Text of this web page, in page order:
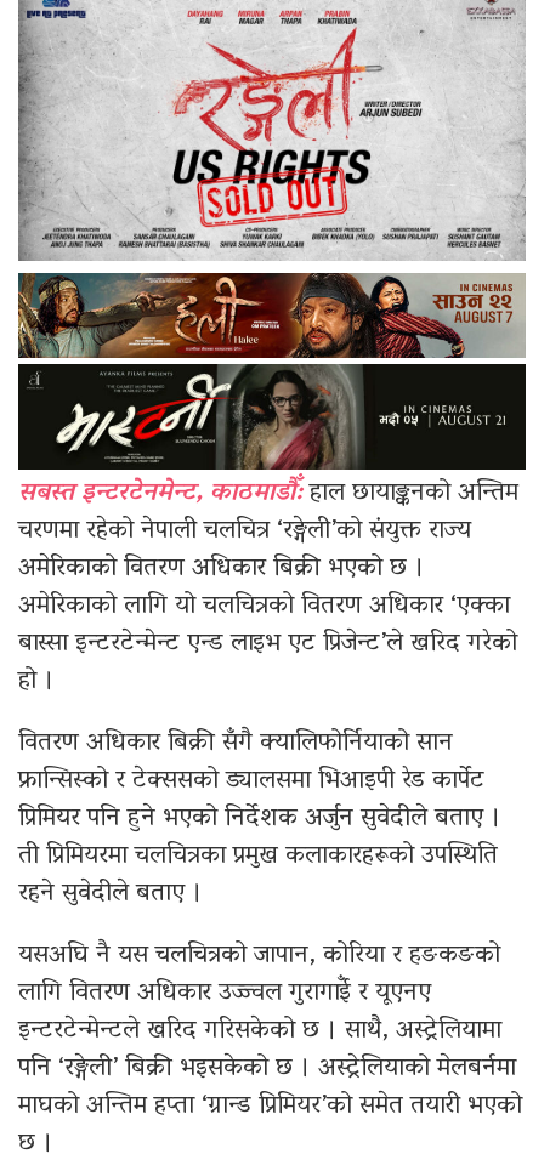
सबस्त इन्टरटेनमेन्ट, काठमाडौँ:हाल छायाङ्कनको अन्तिम
चरणमा रहेको नेपाली चलचित्र ‘रङ्गेली’को संयुक्त राज्य
अमेरिकाको वितरण अधिकार बिक्री भएको छ ।
अमेरिकाको लागि यो चलचित्रको वितरण अधिकार ‘एक्का
बास्सा इन्टरटेन्मेन्ट एन्ड लाइभ एट प्रिजेन्ट’ले खरिद गरेको
हो ।
वितरण अधिकार बिक्री सँगै क्यालिफोर्नियाको सान
फ्रान्सिस्को र टेक्ससको ड्यालसमा भिआइपी रेड कार्पेट
प्रिमियर पनि हुने भएको निर्देशक अर्जुन सुवेदीले बताए ।
ती प्रिमियरमा चलचित्रका प्रमुख कलाकारहरूको उपस्थिति
रहने सुवेदीले बताए ।
यसअघि नै यस चलचित्रको जापान, कोरिया र हङकङको
लागि वितरण अधिकार उज्ज्वल गुरागाईँ र यूएनए
इन्टरटेन्मेन्टले खरिद गरिसकेको छ । साथै, अस्ट्रेलियामा
पनि ‘रङ्गेली’ बिक्री भइसकेको छ । अस्ट्रेलियाको मेलबर्नमा
माघको अन्तिम हप्ता ‘ग्रान्ड प्रिमियर’को समेत तयारी भएको
छ ।